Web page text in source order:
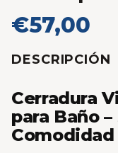
€57,00
DESCRIPCIÓN
Cerradura
para Baño
Comodidad